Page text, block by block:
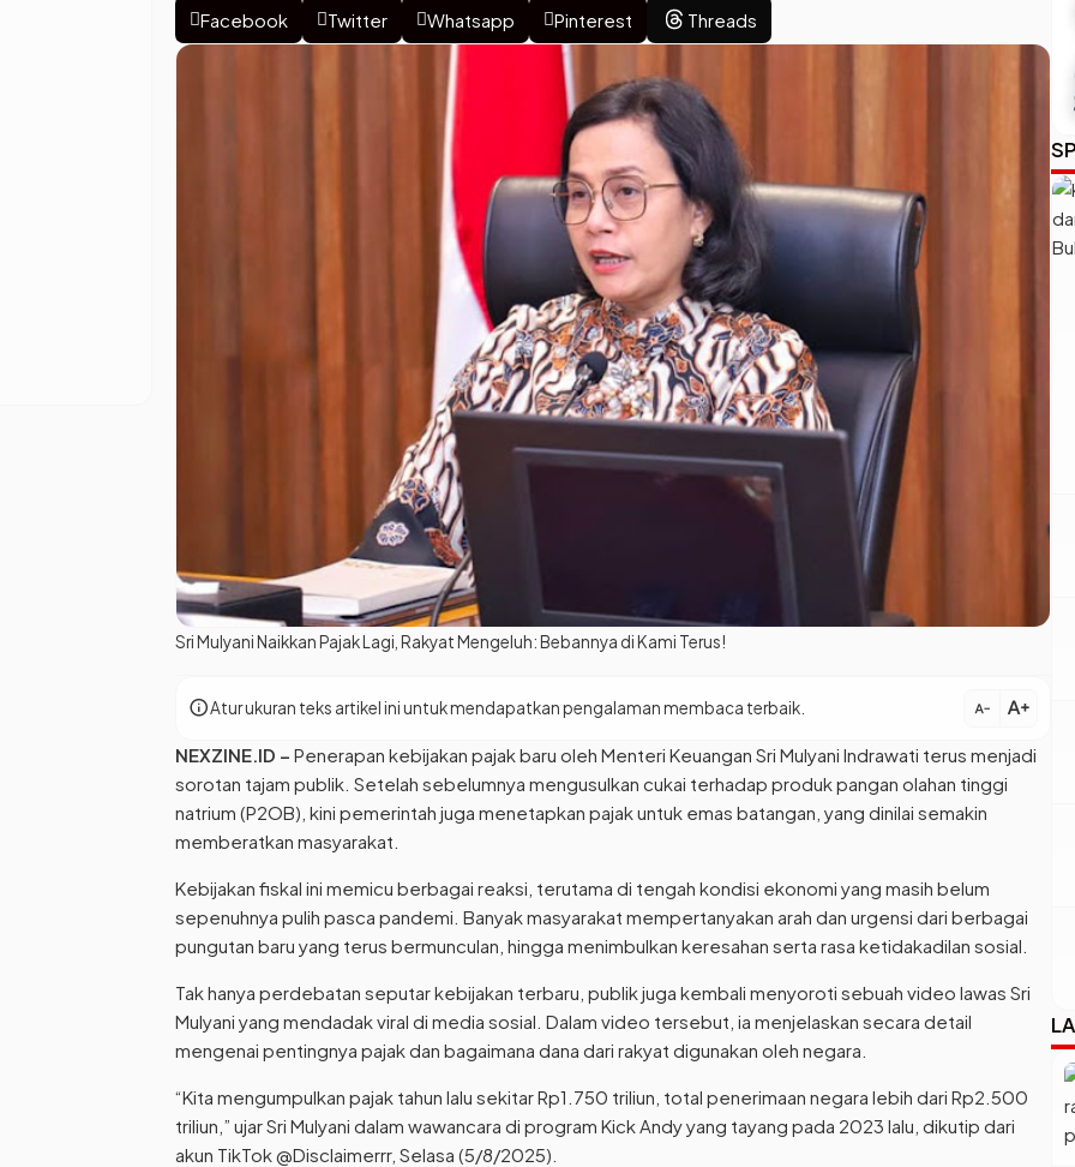
Facebook
Twitter Whatsapp Pinterest Threads
Sri Mulyani Naikkan Pajak Lagi, Rakyat Mengeluh: Bebannya di Kami Terus!
infoAtur ukuran teks artikel ini untuk mendapatkan pengalaman membaca terbaik. text_decrease text_increase
NEXZINE.ID – Penerapan kebijakan pajak baru oleh Menteri Keuangan Sri Mulyani Indrawati terus menjadi
sorotan tajam publik. Setelah sebelumnya mengusulkan cukai terhadap produk pangan olahan tinggi
natrium (P2OB), kini pemerintah juga menetapkan pajak untuk emas batangan, yang dinilai semakin
memberatkan masyarakat.
Kebijakan fiskal ini memicu berbagai reaksi, terutama di tengah kondisi ekonomi yang masih belum
sepenuhnya pulih pasca pandemi. Banyak masyarakat mempertanyakan arah dan urgensi dari berbagai
pungutan baru yang terus bermunculan, hingga menimbulkan keresahan serta rasa ketidakadilan sosial.
Tak hanya perdebatan seputar kebijakan terbaru, publik juga kembali menyoroti sebuah video lawas Sri
Mulyani yang mendadak viral di media sosial. Dalam video tersebut, ia menjelaskan secara detail
mengenai pentingnya pajak dan bagaimana dana dari rakyat digunakan oleh negara.
“Kita mengumpulkan pajak tahun lalu sekitar Rp1.750 triliun, total penerimaan negara lebih dari Rp2.500
triliun,” ujar Sri Mulyani dalam wawancara di program Kick Andy yang tayang pada 2023 lalu, dikutip dari
akun TikTok @Disclaimerrr, Selasa (5/8/2025).